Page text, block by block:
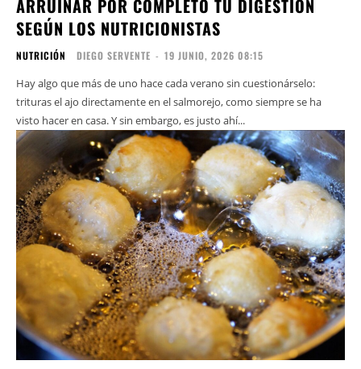
ARRUINAR POR COMPLETO TU DIGESTIÓN
SEGÚN LOS NUTRICIONISTAS
NUTRICIÓN DIEGO SERVENTE - 19 JUNIO, 2026 08:15
Hay algo que más de uno hace cada verano sin cuestionárselo:
trituras el ajo directamente en el salmorejo, como siempre se ha
visto hacer en casa. Y sin embargo, es justo ahí...